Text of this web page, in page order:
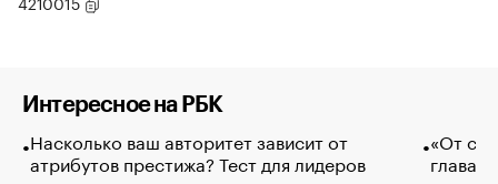
Интересное на РБК
Насколько ваш авторитет зависит от
атрибутов престижа? Тест для лидеров
«От
глава